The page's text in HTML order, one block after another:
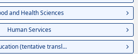
and Health Sciences
Human Services
(tentative transl...